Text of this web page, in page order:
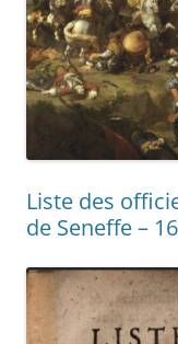
Liste des
de Seneffe –